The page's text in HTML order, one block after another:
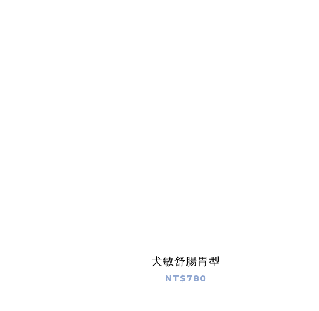
犬敏舒腸胃型
NT$780